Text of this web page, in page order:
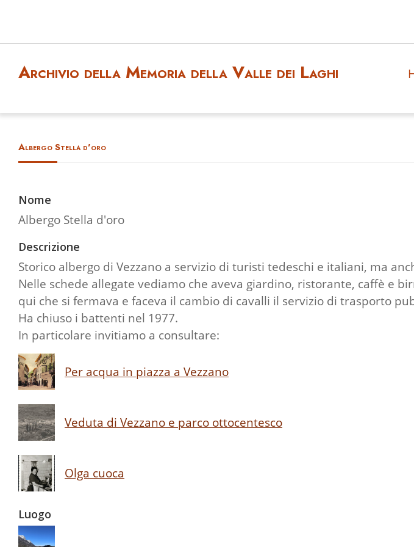
Archivio della Memoria della Valle dei Laghi
Albergo Stella d'oro
Nome
Albergo Stella d'oro
Descrizione
Storico albergo di Vezzano a servizio di turisti tedeschi e italiani, ma
Nelle schede allegate vediamo che aveva giardino, ristorante, caffè e
qui che si fermava e faceva il cambio di cavalli il servizio di trasporto
Ha chiuso i battenti nel 1977.
In particolare invitiamo a consultare:
Per acqua in piazza a Vezzano
Veduta di Vezzano e parco ottocentesco
Olga cuoca
Luogo